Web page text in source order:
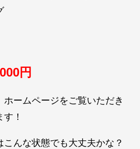
円
ホームページをご覧いただき
！
こんな状態でも大丈夫かな？